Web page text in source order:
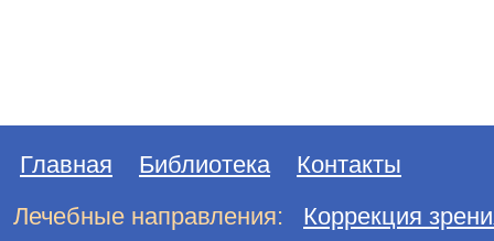
Главная Библиотека
Контакты
Лечебные направления:
Коррекция